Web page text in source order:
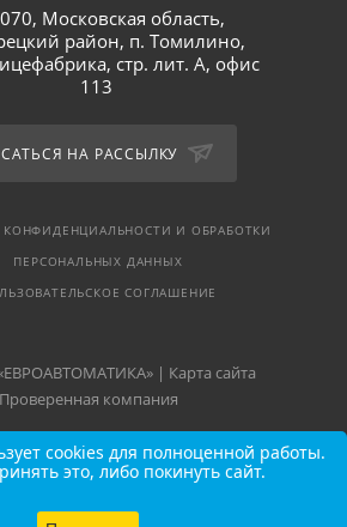
Московская область,
район, п. Томилино,
стр. лит. А, офис
113
НА РАССЫЛКУ
И ОБРАБОТКИ
ПЕРСОНАЛЬНЫХ ДАННЫХ
СОГЛАШЕНИЕ
| Карта сайта
cookies для полноценной работы.
это, либо покинуть сайт.